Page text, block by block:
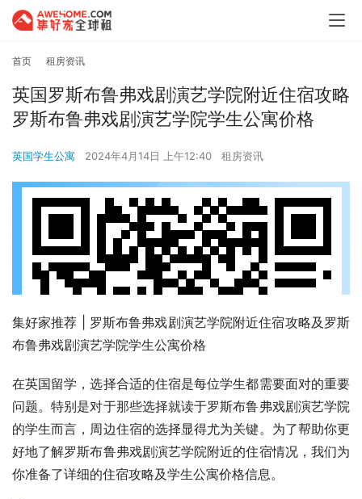
首页 租房资讯
英国罗斯布鲁弗戏剧演艺学院附近住宿攻略
罗斯布鲁弗戏剧演艺学院学生公寓价格
英国学生公寓 2024年4月14日 上午12:40 租房资讯
集好家推荐 | 罗斯布鲁弗戏剧演艺学院附近住宿攻略及罗斯
布鲁弗戏剧演艺学院学生公寓价格
在英国留学，选择合适的住宿是每位学生都需要面对的重要
问题。特别是对于那些选择就读于罗斯布鲁弗戏剧演艺学院
的学生而言，周边住宿的选择显得尤为关键。为了帮助你更
好地了解罗斯布鲁弗戏剧演艺学院附近的住宿情况，我们为
你准备了详细的住宿攻略及学生公寓价格信息。